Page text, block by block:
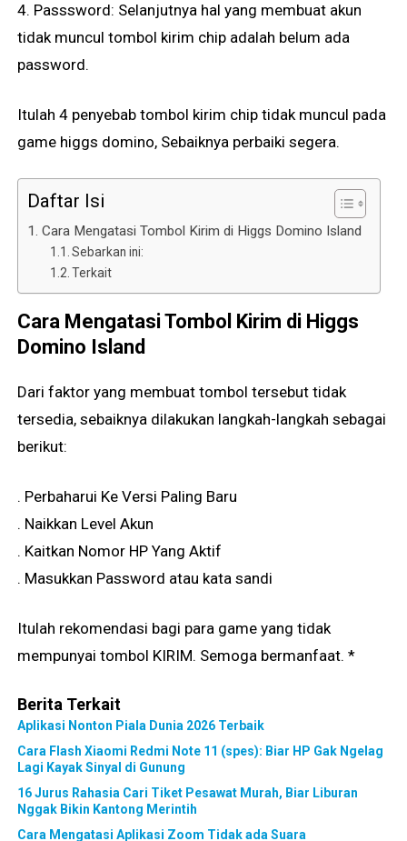
4. Passsword: Selanjutnya hal yang membuat akun
tidak muncul tombol kirim chip adalah belum ada
password.
Itulah 4 penyebab tombol kirim chip tidak muncul pada
game higgs domino, Sebaiknya perbaiki segera.
Daftar Isi
Cara Mengatasi Tombol Kirim di Higgs Domino Island
Sebarkan ini:
Terkait
Cara Mengatasi Tombol Kirim di Higgs
Domino Island
Dari faktor yang membuat tombol tersebut tidak
tersedia, sebaiknya dilakukan langkah-langkah sebagai
berikut:
. Perbaharui Ke Versi Paling Baru
. Naikkan Level Akun
. Kaitkan Nomor HP Yang Aktif
. Masukkan Password atau kata sandi
Itulah rekomendasi bagi para game yang tidak
mempunyai tombol KIRIM. Semoga bermanfaat. *
Berita Terkait
Aplikasi Nonton Piala Dunia 2026 Terbaik
Cara Flash Xiaomi Redmi Note 11 (spes): Biar HP Gak Ngelag
Lagi Kayak Sinyal di Gunung
16 Jurus Rahasia Cari Tiket Pesawat Murah, Biar Liburan
Nggak Bikin Kantong Merintih
Cara Mengatasi Aplikasi Zoom Tidak ada Suara